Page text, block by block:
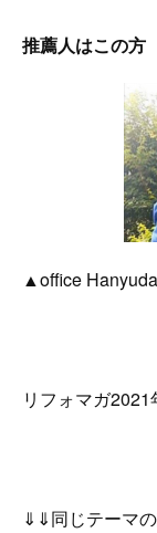
推薦人はこの方
▲office
リフォマガ
⇓⇓同じテーマ